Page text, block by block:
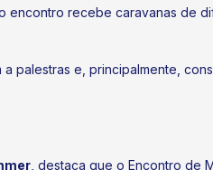
encontro recebe caravanas de
palestras e, principalmente,
, destaca que o Encontro de